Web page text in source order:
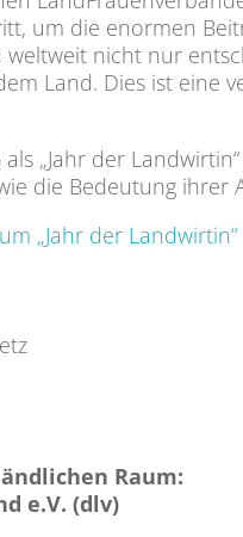
um die enormen
weltweit nicht nur
Land. Dies ist
„Jahr der
die Bedeutung
„Jahr der Landwirtin“
Raum:
e.V. (dlv)